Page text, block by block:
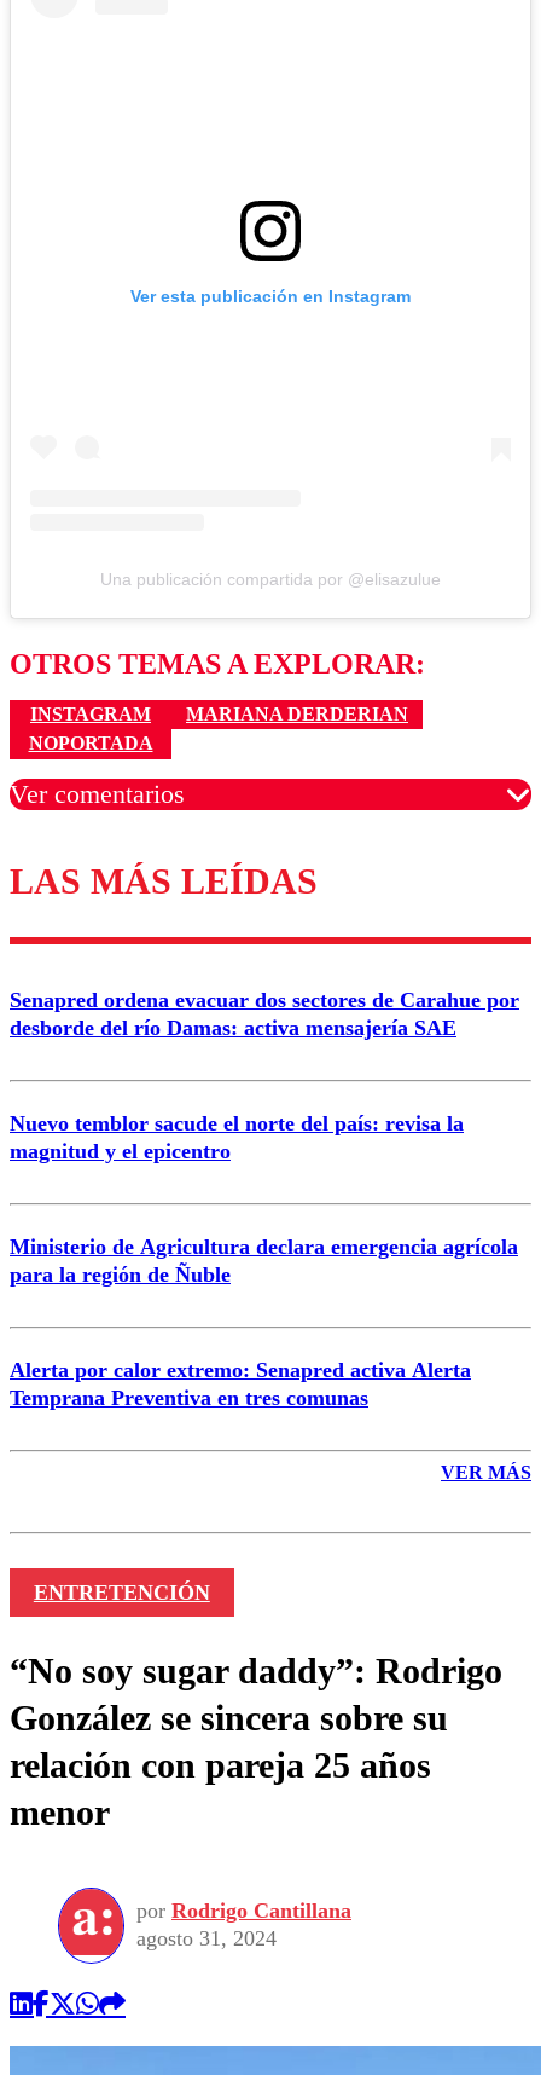
Ver esta publicación en Instagram
Una publicación compartida por @elisazulue
OTROS TEMAS A EXPLORAR:
INSTAGRAM
MARIANA DERDERIAN
NOPORTADA
Ver comentarios
Los comentarios son moderados para garantizar un
diálogo respetuoso.
Nombre
Correo
LAS MÁS LEÍDAS
Senapred ordena evacuar dos sectores de Carahue por
desborde del río Damas: activa mensajería SAE
Nuevo temblor sacude el norte del país: revisa la
magnitud y el epicentro
Ministerio de Agricultura declara emergencia agrícola
para la región de Ñuble
Alerta por calor extremo: Senapred activa Alerta
Temprana Preventiva en tres comunas
VER MÁS
ENTRETENCIÓN
“No soy sugar daddy”: Rodrigo
González se sincera sobre su
relación con pareja 25 años
menor
por Rodrigo Cantillana
agosto 31, 2024